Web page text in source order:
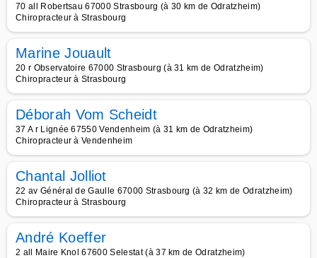
70 all Robertsau 67000 Strasbourg (à 30 km de Odratzheim)
Chiropracteur à Strasbourg
Marine Jouault
20 r Observatoire 67000 Strasbourg (à 31 km de Odratzheim)
Chiropracteur à Strasbourg
Déborah Vom Scheidt
37 A r Lignée 67550 Vendenheim (à 31 km de Odratzheim)
Chiropracteur à Vendenheim
Chantal Jolliot
22 av Général de Gaulle 67000 Strasbourg (à 32 km de Odratzheim)
Chiropracteur à Strasbourg
André Koeffer
2 all Maire Knol 67600 Selestat (à 37 km de Odratzheim)